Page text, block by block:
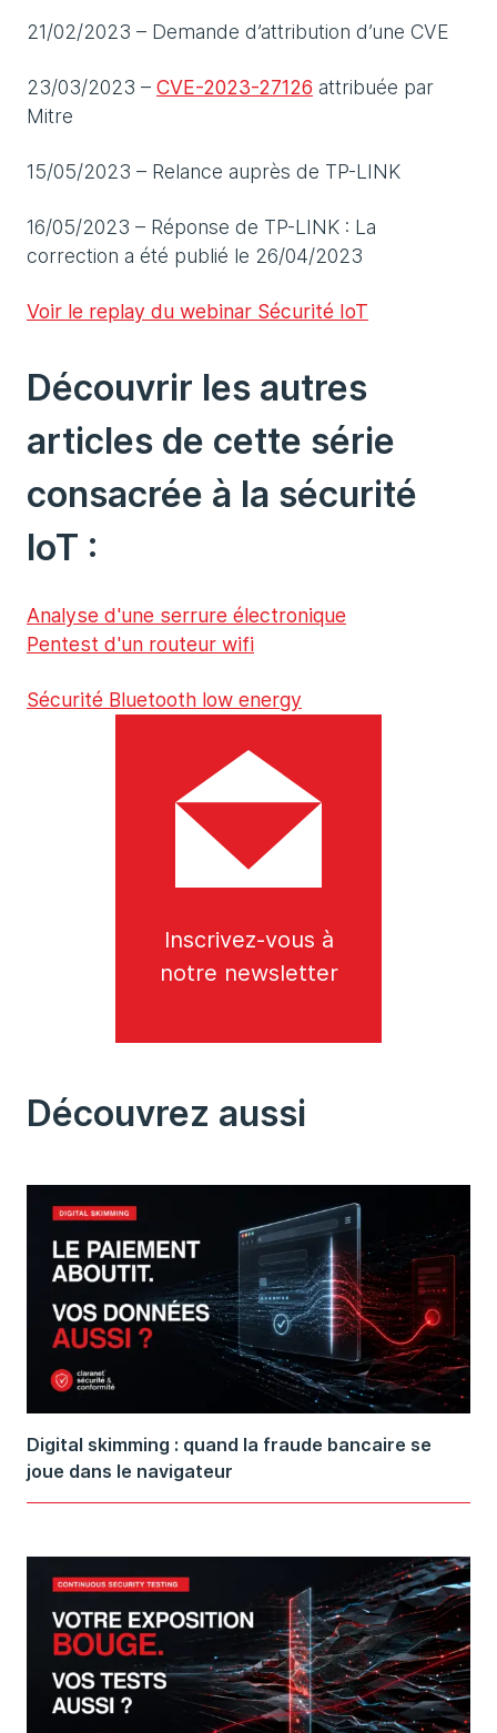
21/02/2023 – Demande d’attribution d’une CVE
23/03/2023 – CVE-2023-27126 attribuée par
Mitre
15/05/2023 – Relance auprès de TP-LINK
16/05/2023 – Réponse de TP-LINK : La
correction a été publié le 26/04/2023
Voir le replay du webinar Sécurité IoT
Découvrir les autres
articles de cette série
consacrée à la sécurité
IoT :
Analyse d'une serrure électronique
Pentest d'un routeur wifi
Sécurité Bluetooth low energy
Inscrivez-vous à
notre newsletter
Découvrez aussi
Digital skimming : quand la fraude bancaire se
joue dans le navigateur